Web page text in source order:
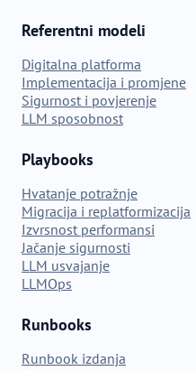
Referentni modeli
Digitalna platforma
Implementacija i promjene
Sigurnost i povjerenje
LLM sposobnost
Playbooks
Hvatanje potražnje
Migracija i replatformizacija
Izvrsnost performansi
Jačanje sigurnosti
LLM usvajanje
LLMOps
Runbooks
Runbook izdanja